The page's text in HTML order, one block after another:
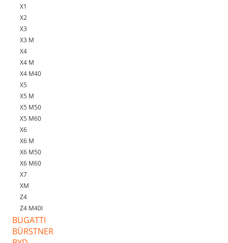
X1
X2
X3
X3 M
X4
X4 M
X4 M40
X5
X5 M
X5 M50
X5 M60
X6
X6 M
X6 M50
X6 M60
X7
XM
Z4
Z4 M40I
BUGATTI
BÜRSTNER